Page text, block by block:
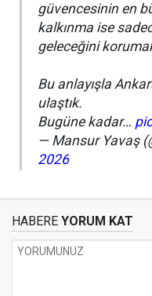
güvencesinin en
kalkınma ise
geleceğini
Bu anlayışla
ulaştık.
Bugüne kadar…
— Mansur Yavaş
2026
HABERE YORUM KAT